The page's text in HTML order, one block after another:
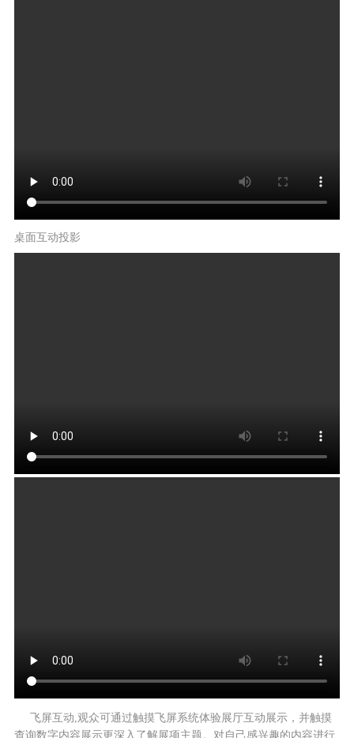
桌面互动投影
飞屏互动,观众可通过触摸飞屏系统体验展厅互动展示，并触摸
查询数字内容展示更深入了解展项主题。对自己感兴趣的内容进行